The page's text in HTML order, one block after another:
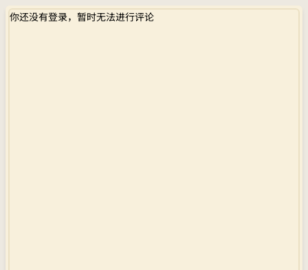
你还没有登录，暂时无法进行评论